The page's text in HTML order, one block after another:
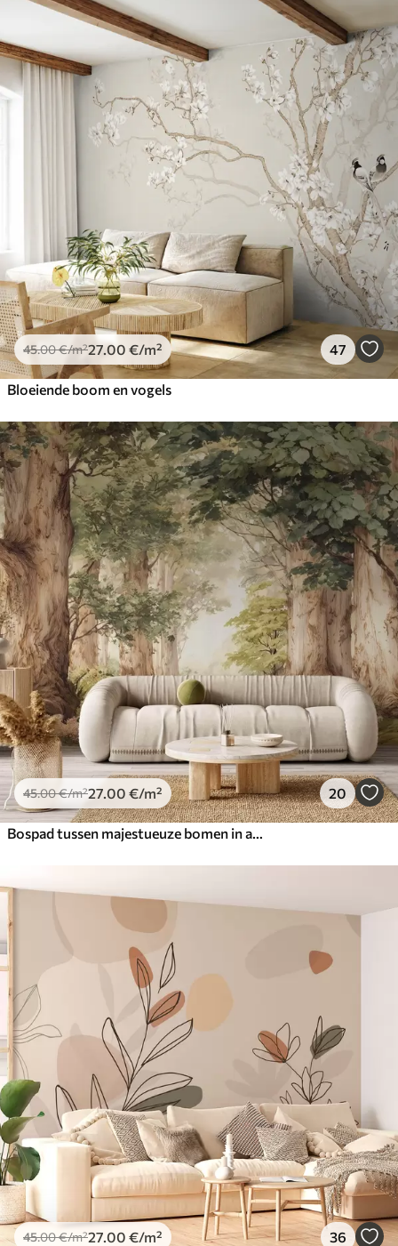
45.00€/m²27.00 €/m² 47
Bloeiende boom en vogels
45.00€/m²27 .00 €/m² 20
45.00€/m²27 .00 €/m² 36